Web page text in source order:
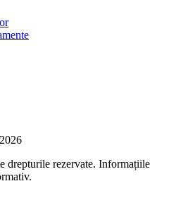
drepturile rezervate. Informațiile